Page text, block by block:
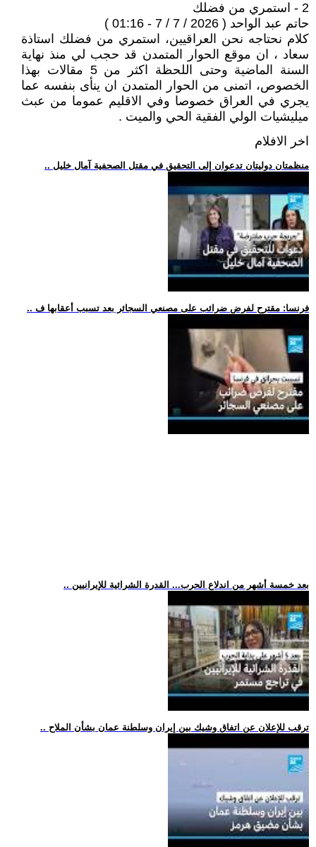
2 - استمري من فضلك
حاتم عبد الواحد ( 2026 / 7 / 7 - 01:16 )
كلام نحتاجه نحن العراقيين، استمري من فضلك استاذة
سعاد ، ان موقع الحوار المتمدن قد حجب لي منذ نهاية
السنة الماضية وحتى اللحظة اكثر من 5 مقالات بهذا
الخصوص، اتمنى من الحوار المتمدن ان ينأى بنفسه عما
يجري في العراق خصوصا وفي الاقليم عموما من عبث
ميليشيات الولي الفقية الحي والميت .
اخر الافلام
.. منظمتان دوليتان تدعوان إلى التحقيق في مقتل الصحفية آمال خليل
.. فرنسا: مقترح لفرض ضرائب على مصنعي السجائر بعد تسبب أعقابها ف
.. بعد خمسة أشهر من اندلاع الحرب... القدرة الشرائية للإيرانيين
.. ترقب للإعلان عن اتفاق وشيك بين إيران وسلطنة عمان بشأن الملاح